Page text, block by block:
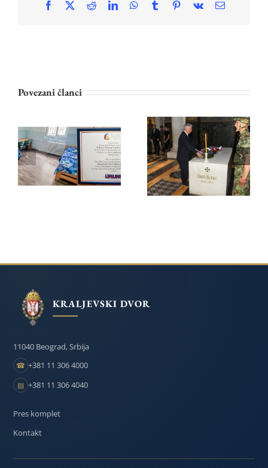
Facebook
X RedditLinkedInWhatsApp
TumblrPinterest
Vk Email
Povezani članci
LAJFLAJN ČIKAGO
NASTAVLJAJU
PODRŠKU ZAVODU
ZA VASPITANJE
PORODICA ODALA
POČAST
KARAĐORĐU NA
OPLENCU NA 209.
GODIŠNjICU
KRALJEVSKI DVOR
11040 Beograd, Srbija
☎ +381 11 306 4000
▤ +381 11 306 4040
Pres komplet
Kontakt